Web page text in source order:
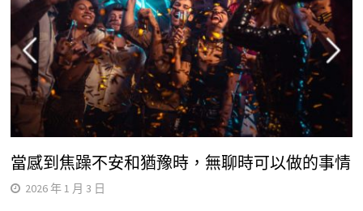
當感到焦躁不安和猶豫時，無聊時可以做的事情
2026 年 1 月 3 日